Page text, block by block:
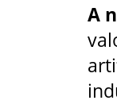
A